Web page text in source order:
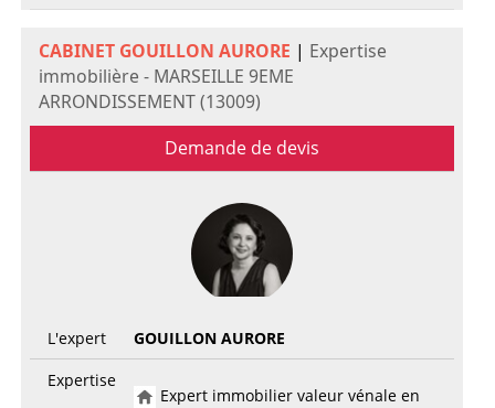
CABINET GOUILLON AURORE | Expertise
immobilière - MARSEILLE 9EME
ARRONDISSEMENT (13009)
Demande de devis
L'expert
GOUILLON AURORE
Expertise
Expert immobilier valeur vénale en